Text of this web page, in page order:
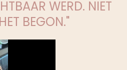
WERD. NIET
BEGON."